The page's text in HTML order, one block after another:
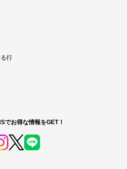
行
でお得な情報をGET！